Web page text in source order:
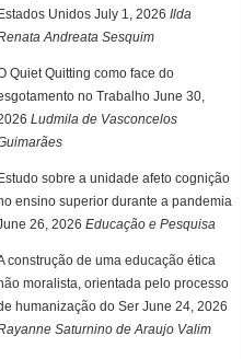
Estados Unidos July 1, 2026 Ilda
Andreata Sesquim
Quiet Quitting como face do
no Trabalho June 30,
Ludmila de Vasconcelos
Estudo sobre a unidade afeto cognição
ensino superior durante a pandemia
26, 2026 Educação e Pesquisa
construção de uma educação ética
moralista, orientada pelo processo
humanização do Ser June 24, 2026
Saturnino de Araujo Valim